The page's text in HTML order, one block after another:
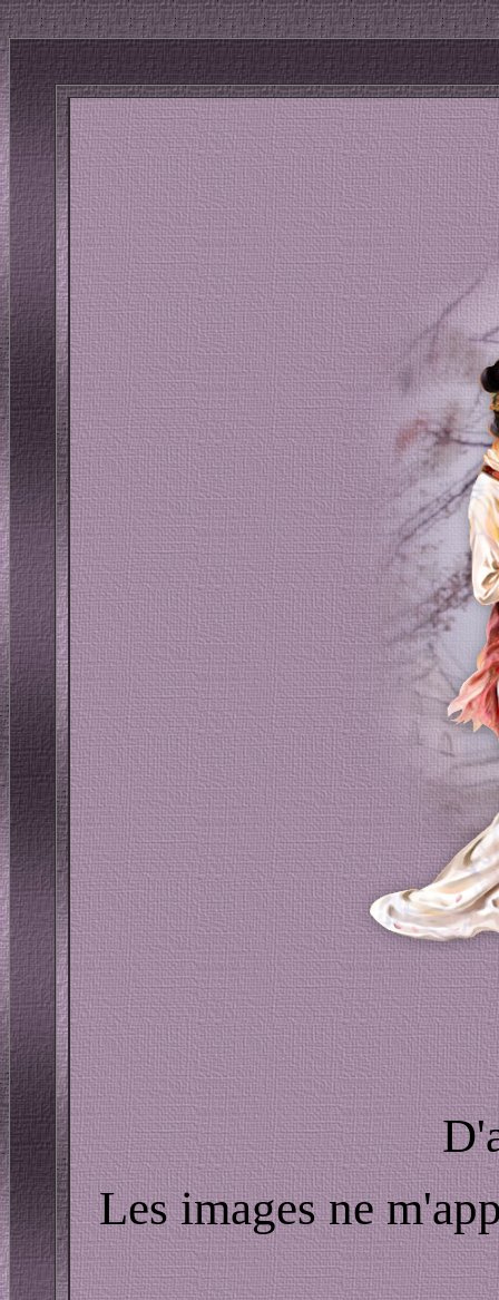
Les images ne